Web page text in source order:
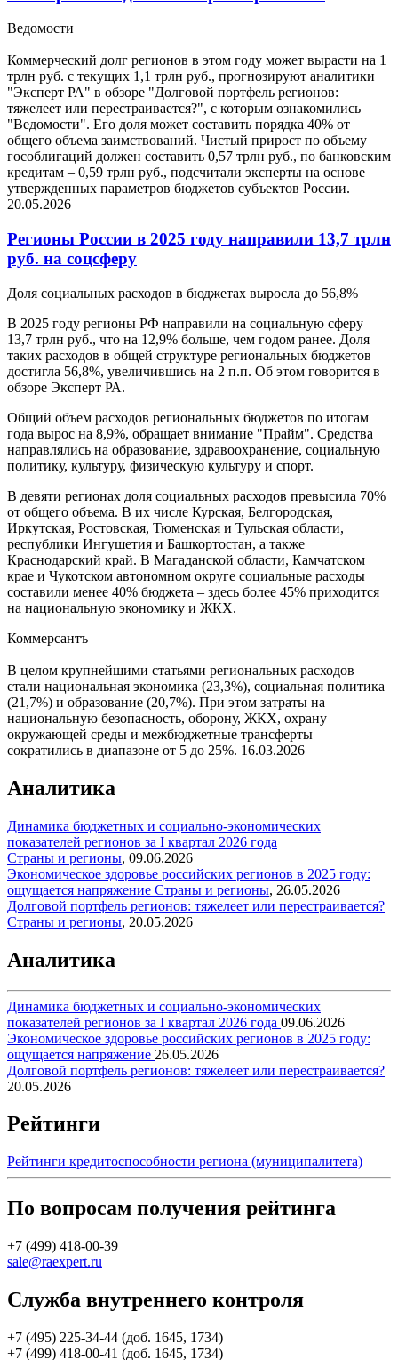
Ведомости
Коммерческий долг регионов в этом году может вырасти на 1
трлн руб. с текущих 1,1 трлн руб., прогнозируют аналитики
"Эксперт РА" в обзоре "Долговой портфель регионов:
тяжелеет или перестраивается?", с которым ознакомились
"Ведомости". Его доля может составить порядка 40% от
общего объема заимствований. Чистый прирост по объему
гособлигаций должен составить 0,57 трлн руб., по банковским
кредитам – 0,59 трлн руб., подсчитали эксперты на основе
утвержденных параметров бюджетов субъектов России.
20.05.2026
Регионы России в 2025 году направили 13,7 трлн
руб. на соцсферу
Доля социальных расходов в бюджетах выросла до 56,8%
В 2025 году регионы РФ направили на социальную сферу
13,7 трлн руб., что на 12,9% больше, чем годом ранее. Доля
таких расходов в общей структуре региональных бюджетов
достигла 56,8%, увеличившись на 2 п.п. Об этом говорится в
обзоре Эксперт РА.
Общий объем расходов региональных бюджетов по итогам
года вырос на 8,9%, обращает внимание "Прайм". Средства
направлялись на образование, здравоохранение, социальную
политику, культуру, физическую культуру и спорт.
В девяти регионах доля социальных расходов превысила 70%
от общего объема. В их числе Курская, Белгородская,
Иркутская, Ростовская, Тюменская и Тульская области,
республики Ингушетия и Башкортостан, а также
Краснодарский край. В Магаданской области, Камчатском
крае и Чукотском автономном округе социальные расходы
составили менее 40% бюджета – здесь более 45% приходится
на национальную экономику и ЖКХ.
Коммерсантъ
В целом крупнейшими статьями региональных расходов
стали национальная экономика (23,3%), социальная политика
(21,7%) и образование (20,7%). При этом затраты на
национальную безопасность, оборону, ЖКХ, охрану
окружающей среды и межбюджетные трансферты
сократились в диапазоне от 5 до 25%. 16.03.2026
Аналитика
Динамика бюджетных и социально-экономических
показателей регионов за I квартал 2026 года
Страны и регионы, 09.06.2026
Экономическое здоровье российских регионов в 2025 году:
ощущается напряжение Страны и регионы, 26.05.2026
Долговой портфель регионов: тяжелеет или перестраивается?
Страны и регионы, 20.05.2026
Аналитика
Динамика бюджетных и социально-экономических
показателей регионов за I квартал 2026 года 09.06.2026
Экономическое здоровье российских регионов в 2025 году:
ощущается напряжение 26.05.2026
Долговой портфель регионов: тяжелеет или перестраивается?
20.05.2026
Рейтинги
Рейтинги кредитоспособности региона (муниципалитета)
По вопросам получения рейтинга
+7 (499) 418-00-39
sale@raexpert.ru
Служба внутреннего контроля
+7 (495) 225-34-44 (доб. 1645, 1734)
+7 (499) 418-00-41 (доб. 1645, 1734)